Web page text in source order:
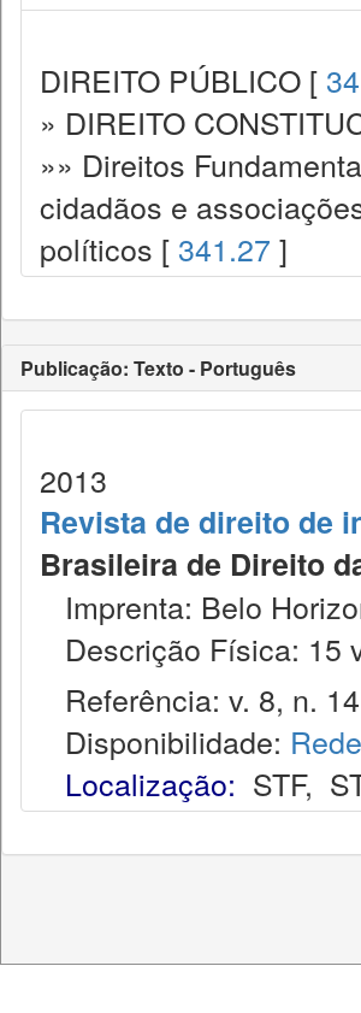
DIREITO PÚBLICO [
» DIREITO
»» Direitos
cidadãos e
políticos [ 341.27 ]
Publicação: Texto - Português
2013
Revista de direito de
Brasileira de Direito
Imprenta: Belo
Descrição Física: 15
Referência: v. 8, n.
Disponibilidade:
Localização: STF,